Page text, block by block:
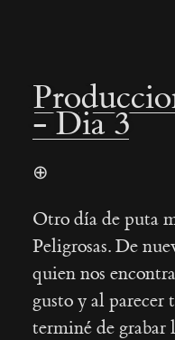
- Dia 3
⊕
Otro día de puta
Peligrosas. De
quien nos
gusto y al parecer
terminé de grabar